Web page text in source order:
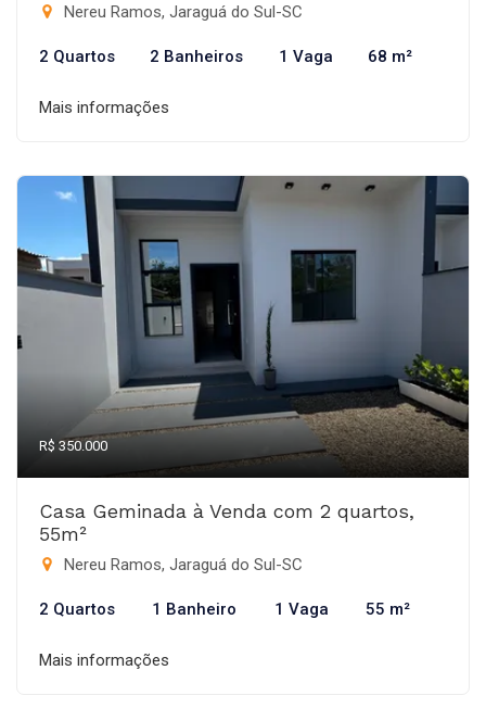
Nereu Ramos, Jaraguá do Sul-SC
2 Quartos 2 Banheiros 1 Vaga 68 m²
Mais informações
R$ 350.000
Casa Geminada à Venda com 2 quartos,
55m²
Nereu Ramos, Jaraguá do Sul-SC
2 Quartos 1 Banheiro 1 Vaga 55 m²
Mais informações